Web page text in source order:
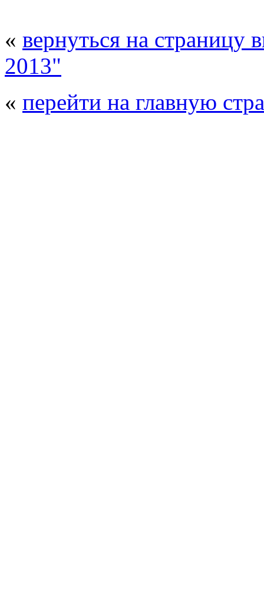
« вернуться на страницу
2013"
« перейти на главную